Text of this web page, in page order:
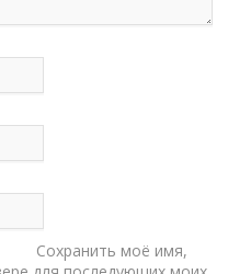
Сохранить моё имя,